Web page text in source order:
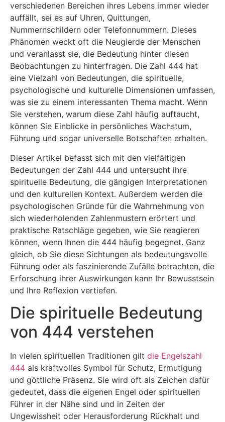
verschiedenen Bereichen ihres Lebens immer wieder
auffällt, sei es auf Uhren, Quittungen,
Nummernschildern oder Telefonnummern. Dieses
Phänomen weckt oft die Neugierde der Menschen
und veranlasst sie, die Bedeutung hinter diesen
Beobachtungen zu hinterfragen. Die Zahl 444 hat
eine Vielzahl von Bedeutungen, die spirituelle,
psychologische und kulturelle Dimensionen umfassen,
was sie zu einem interessanten Thema macht. Wenn
Sie verstehen, warum diese Zahl häufig auftaucht,
können Sie Einblicke in persönliches Wachstum,
Führung und sogar universelle Botschaften erhalten.
Dieser Artikel befasst sich mit den vielfältigen
Bedeutungen der Zahl 444 und untersucht ihre
spirituelle Bedeutung, die gängigen Interpretationen
und den kulturellen Kontext. Außerdem werden die
psychologischen Gründe für die Wahrnehmung von
sich wiederholenden Zahlenmustern erörtert und
praktische Ratschläge gegeben, wie Sie reagieren
können, wenn Ihnen die 444 häufig begegnet. Ganz
gleich, ob Sie diese Sichtungen als bedeutungsvolle
Führung oder als faszinierende Zufälle betrachten, die
Erforschung ihrer Auswirkungen kann Ihr Bewusstsein
und Ihre Reflexion vertiefen.
Die spirituelle Bedeutung
von 444 verstehen
In vielen spirituellen Traditionen gilt die Engelszahl
444 als kraftvolles Symbol für Schutz, Ermutigung
und göttliche Präsenz. Sie wird oft als Zeichen dafür
gedeutet, dass die eigenen Engel oder spirituellen
Führer in der Nähe sind und in Zeiten der
Ungewissheit oder Herausforderung Rückhalt und